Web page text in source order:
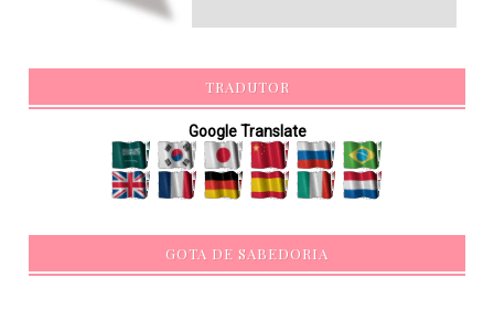
TRADUTOR
Google Translate
GOTA DE SABEDORIA